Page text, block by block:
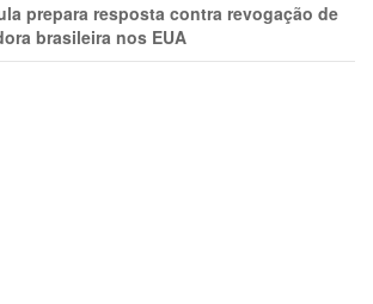
prepara resposta contra revogação de
brasileira nos EUA